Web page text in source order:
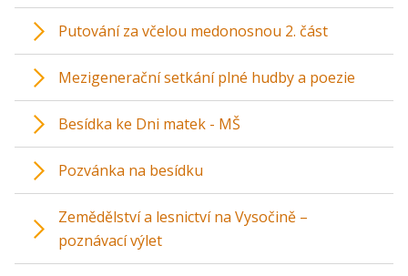
Putování za včelou medonosnou 2. část
Mezigenerační setkání plné hudby a poezie
Besídka ke Dni matek - MŠ
Pozvánka na besídku
Zemědělství a lesnictví na Vysočině –
poznávací výlet